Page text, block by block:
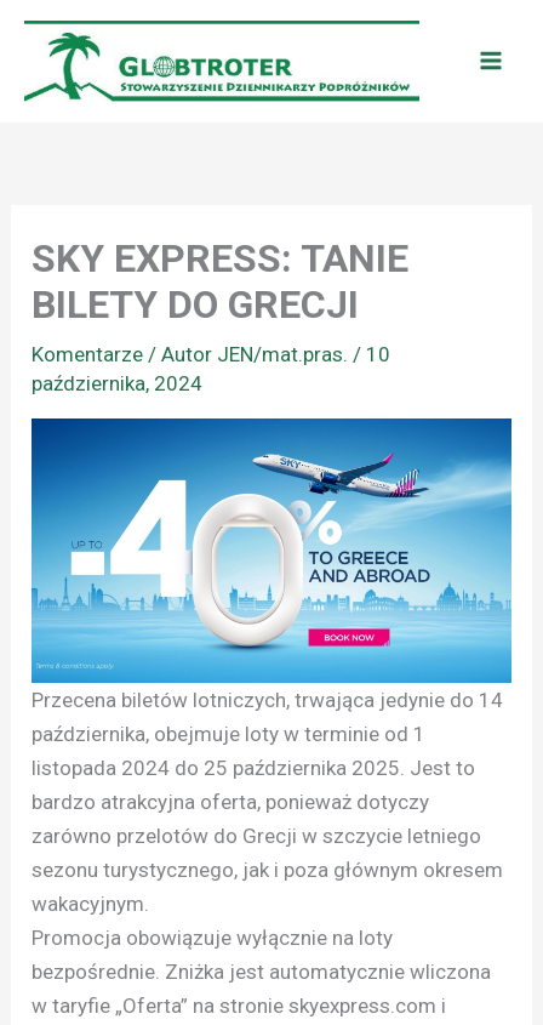
Przejdź
treści
SKY EXPRESS: TANIE
BILETY DO GRECJI
Komentarze / Autor JEN/mat.pras./ 10
października, 2024
Przecena biletów lotniczych, trwająca jedynie do 14
października, obejmuje loty w terminie od 1
listopada 2024 do 25 października 2025. Jest to
bardzo atrakcyjna oferta, ponieważ dotyczy
zarówno przelotów do Grecji w szczycie letniego
sezonu turystycznego, jak i poza głównym okresem
wakacyjnym.
Promocja obowiązuje wyłącznie na loty
bezpośrednie. Zniżka jest automatycznie wliczona
w taryfie „Oferta” na stronie skyexpress.com i